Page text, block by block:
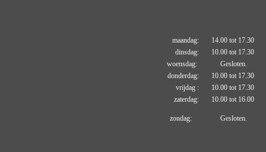
maandag: 14.00 tot 17.30
dinsdag: 10.00 tot 17.30
woensdag: Gesloten.
donderdag: 10.00 tot 17.30
vrijdag : 10.00 tot 17.30
zaterdag: 10.00 tot 16.00
zondag: Gesloten.